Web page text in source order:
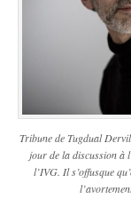
Tribune de Tugdual
jour de la discussion à
l’IVG. Il s’offusque